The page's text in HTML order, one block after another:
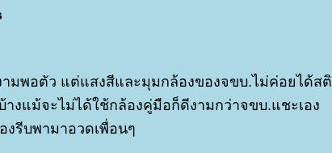
ามพอตัว แต่แสงสีและมุมกล้องของจขบ.ไม่ค่อยได้สติ
งแม้จะไม่ได้ใช้กล้องคู่มือก็ดีงามกว่าจขบ.แชะเอง
งรีบพามาอวดเพื่อนๆ